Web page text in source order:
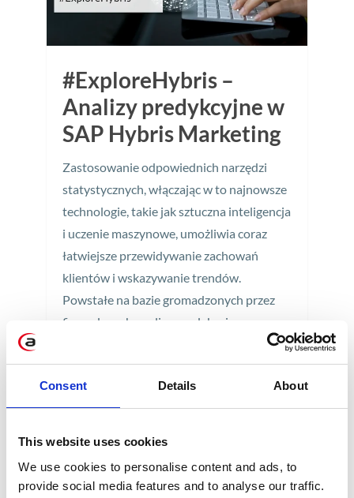
Consent Details About
This website uses cookies
We use cookies to personalise content and ads, to
provide social media features and to analyse our traffic.
#ExploreHybris –
Analizy predykcyjne w
SAP Hybris Marketing
Zastosowanie odpowiednich narzędzi
statystycznych, włączając w to najnowsze
technologie, takie jak sztuczna inteligencja
i uczenie maszynowe, umożliwia coraz
łatwiejsze przewidywanie zachowań
klientów i wskazywanie trendów.
Powstałe na bazie gromadzonych przez
firmy danych analizy predykcyjne
obecnych klientów, ale też pozyskaniu
nowych.